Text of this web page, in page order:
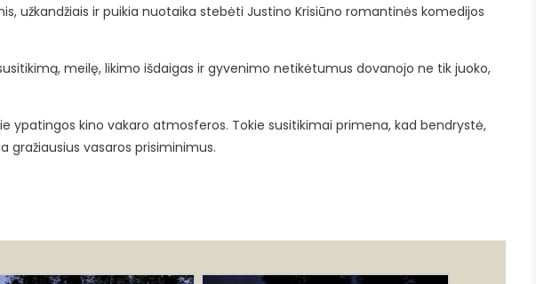
užkandžiais ir puikia nuotaika stebėti Justino Krisiūno romantinės komedijos
meilę, likimo išdaigas ir gyvenimo netikėtumus dovanojo ne tik juoko,
ypatingos kino vakaro atmosferos. Tokie susitikimai primena, kad bendrystė,
vasaros prisiminimus.